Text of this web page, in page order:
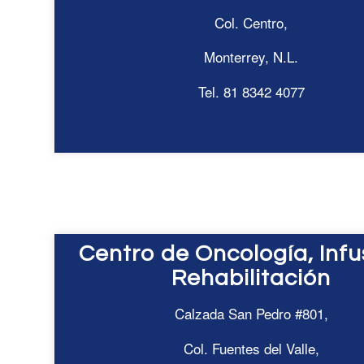
Col. Centro,
Monterrey, N.L.
Tel. 81 8342 4077
Centro de Oncología,
Rehabilitación
Calzada San Pedro #801,
Col. Fuentes del Valle,